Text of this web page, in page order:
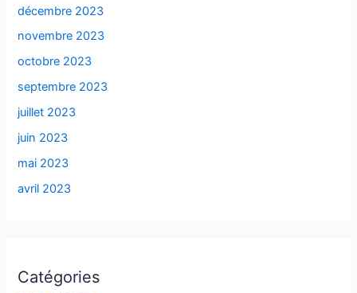
décembre 2023
novembre 2023
octobre 2023
septembre 2023
juillet 2023
juin 2023
mai 2023
avril 2023
Catégories